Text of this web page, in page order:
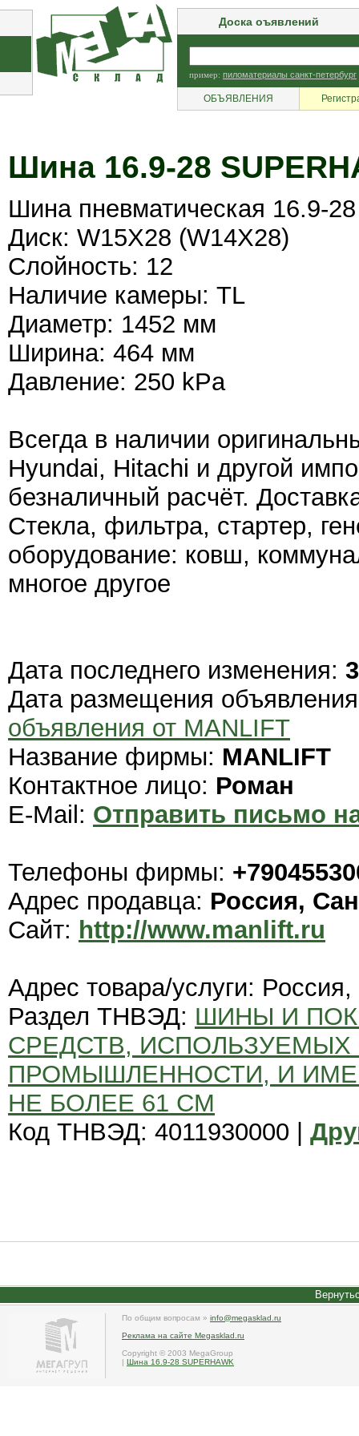
Доска оъявлений
пример: пиломатериалы санкт-петербург
ОБЪЯВЛЕНИЯ
Шина 16.9-28
Шина пневматическая 16.9-
Диск: W15X28 (W14X28)
Слойность: 12
Наличие камеры: TL
Диаметр: 1452 мм
Ширина: 464 мм
Давление: 250 kPa
Всегда в наличии
Hyundai, Hitachi и другой
безналичный расчёт.
Стекла, фильтра, стартер,
оборудование: ковш,
многое другое
Дата последнего изменения:
Дата размещения
объявления от MANLIFT
Название фирмы: MANLIFT
Контактное лицо: Роман
E-Mail: Отправить письмо
Телефоны фирмы:
Адрес продавца: Россия,
Сайт: http://www.manlift.ru
Адрес товара/услуги:
Раздел ТНВЭД: ШИНЫ И
СРЕДСТВ, ИСПОЛЬЗУЕМЫХ
ПРОМЫШЛЕННОСТИ, И
НЕ БОЛЕЕ 61 СМ
Код ТНВЭД: 4011930000 |
По общим вопросам » info@megasklad.ru
Реклама на сайте Megasklad.ru
Copyright © 2003 MegaGroup
| Шина 16.9-28 SUPERHAWK